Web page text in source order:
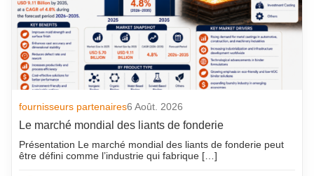
fournisseurs partenaires6 Août. 2026
Le marché mondial des liants de fonderie
Présentation Le marché mondial des liants de fonderie peut
être défini comme l’industrie qui fabrique […]